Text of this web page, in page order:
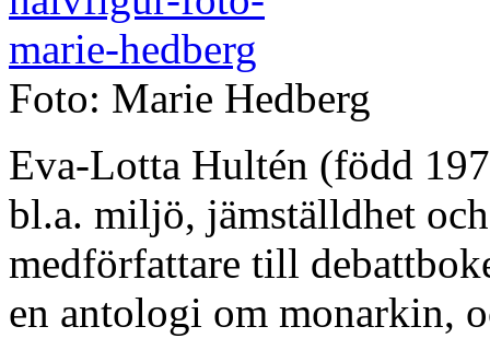
Foto: Marie Hedberg
Eva-Lotta Hultén (född
bl.a. miljö, jämställdhet
medförfattare till
en antologi om monarkin,